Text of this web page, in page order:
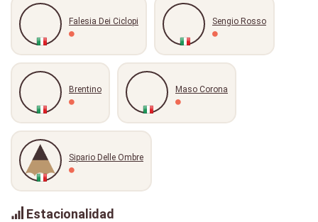
Falesia Dei Ciclopi Sengio Rosso
Brentino Maso Corona
Sipario Delle Ombre
Estacionalidad